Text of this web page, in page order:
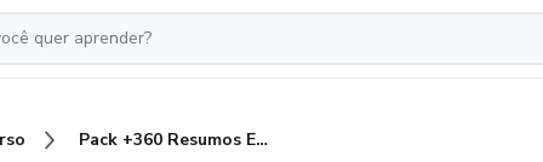
Pack +360 Resumos ENEM